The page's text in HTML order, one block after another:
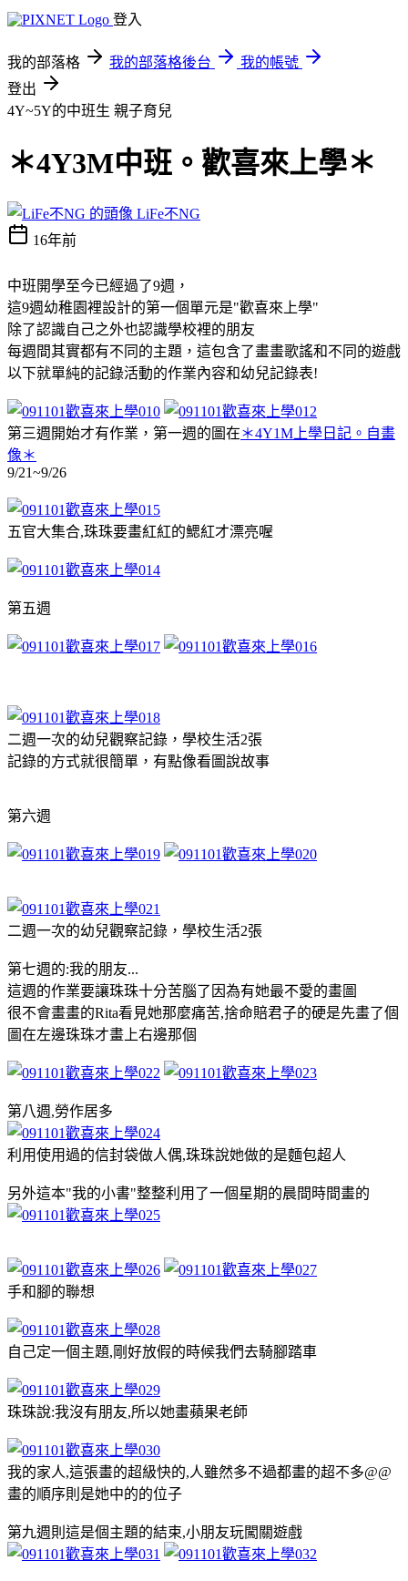
登入
我的部落格 我的部落格後台
我的帳號
登出
4Y~5Y的中班生 親子育兒
＊4Y3M中班。歡喜來上學＊
LiFe不NG
16年前
中班開學至今已經過了9週，
這9週幼稚園裡設計的第一個單元是"歡喜來上學"
除了認識自己之外也認識學校裡的朋友
每週間其實都有不同的主題，這包含了畫畫歌謠和不同的遊戲
以下就單純的記錄活動的作業內容和幼兒記錄表!
第三週開始才有作業，第一週的圖在＊4Y1M上學日記。自畫
像＊
9/21~9/26
五官大集合,珠珠要畫紅紅的鰓紅才漂亮喔
第五週
二週一次的幼兒觀察記錄，學校生活2張
記錄的方式就很簡單，有點像看圖說故事
第六週
二週一次的幼兒觀察記錄，學校生活2張
第七週的:我的朋友...
這週的作業要讓珠珠十分苦腦了因為有她最不愛的畫圖
很不會畫畫的Rita看見她那麼痛苦,捨命賠君子的硬是先畫了個
圖在左邊珠珠才畫上右邊那個
第八週,勞作居多
利用使用過的信封袋做人偶,珠珠說她做的是麵包超人
另外這本"我的小書"整整利用了一個星期的晨間時間畫的
手和腳的聯想
自己定一個主題,剛好放假的時候我們去騎腳踏車
珠珠說:我沒有朋友,所以她畫蘋果老師
我的家人,這張畫的超級快的,人雖然多不過都畫的超不多@@
畫的順序則是她中的的位子
第九週則這是個主題的結束,小朋友玩闖關遊戲